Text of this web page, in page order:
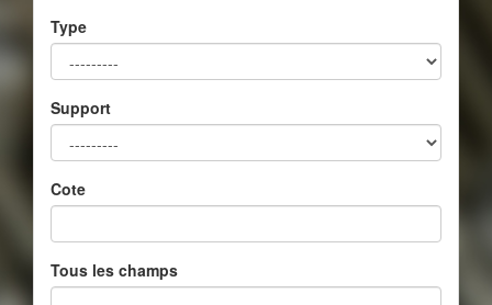
Type
Support
Cote
Tous les champs